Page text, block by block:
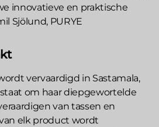
innovatieve en praktische
Sjölund, PURYE
vervaardigd in Sastamala,
om haar diepgewortelde
van tassen en
elk product wordt